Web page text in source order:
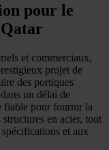
pour le
et commerciaux,
projet de
des portiques
un délai de
fiable pour fournir la
en acier, tout
et aux